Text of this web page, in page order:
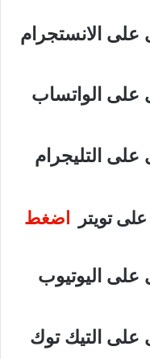
على الانستجرام
على الواتساب
على التليجرام
تويتر
اضغط
على اليوتيوب
على التيك توك